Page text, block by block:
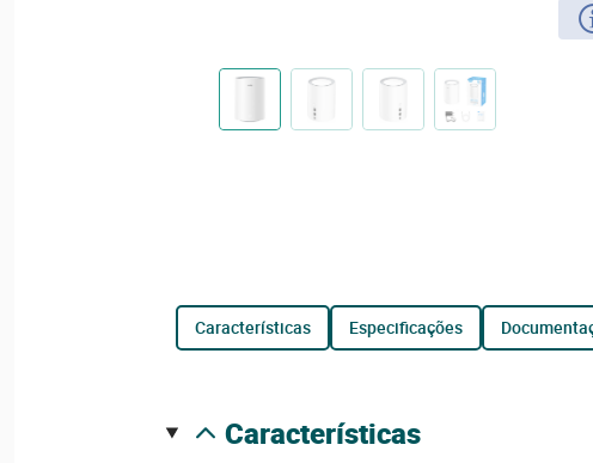
características especificações
características